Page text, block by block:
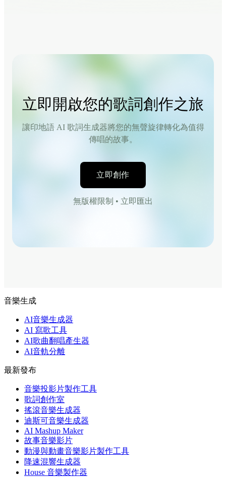
立即開啟您的歌詞創作之旅
讓印地語 AI 歌詞生成器將您的無聲旋律轉化為值得
傳唱的故事。
立即創作
無版權限制 • 立即匯出
音樂生成
AI音樂生成器
AI 寫歌工具
AI歌曲翻唱產生器
AI音軌分離
最新發布
音樂投影片製作工具
歌詞創作室
搖滾音樂生成器
迪斯可音樂生成器
AI Mashup Maker
故事音樂影片
動漫與動畫音樂影片製作工具
降速混響生成器
House 音樂製作器